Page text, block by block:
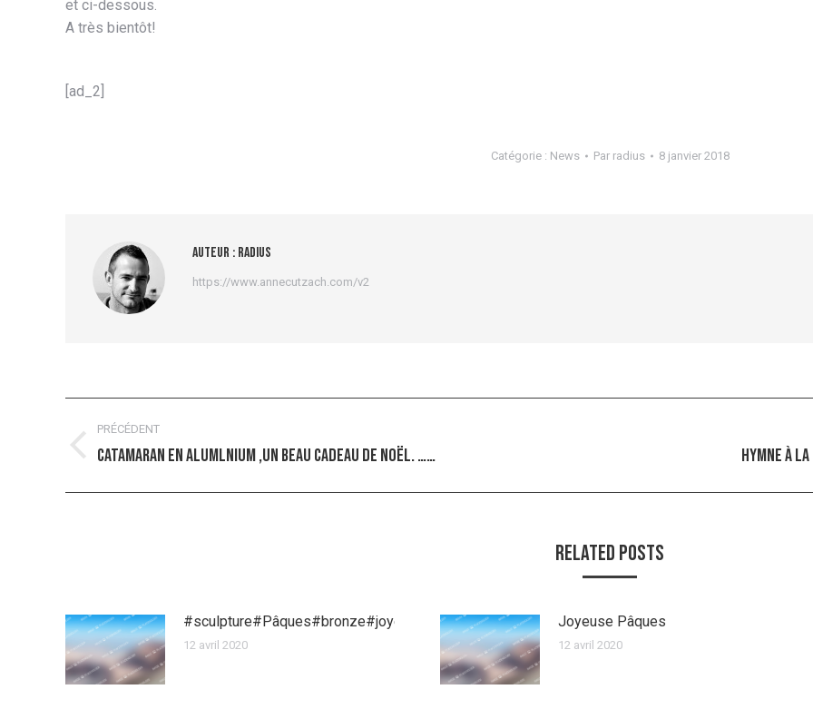
et ci-dessous.
A très bientôt!
[ad_2]
Catégorie : News Par radius 8 janvier 2018
Auteur : radius
https://www.annecutzach.com/v2
Navigation
article
PRÉCÉDENT
Article
Catamaran en alumlnium ,un beau cadeau de Noël. …… Hymne à
Related Posts
#sculpture#Pâques#bronze#joyeusespaques
12 avril 2020
Joyeuse Pâques
12 avril 2020